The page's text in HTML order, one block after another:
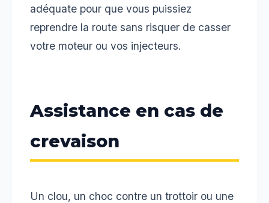
adéquate pour que vous puissiez
reprendre la route sans risquer de casser
votre moteur ou vos injecteurs.
Assistance en cas de
crevaison
Un clou, un choc contre un trottoir ou une